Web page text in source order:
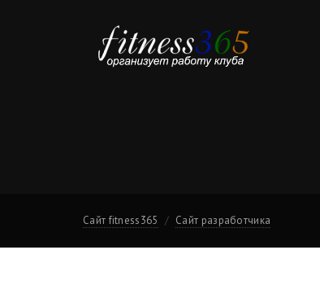
Сайт fitness365 Сайт разработчика